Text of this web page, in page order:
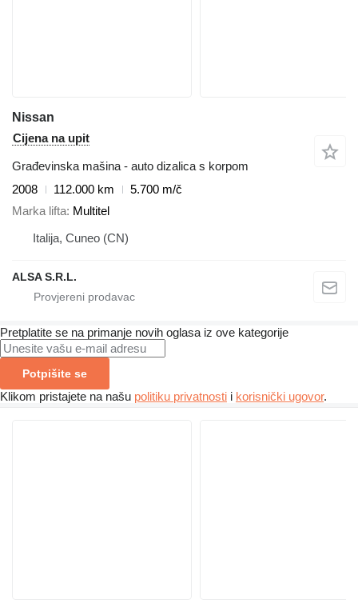
Nissan
Cijena na upit
Građevinska mašina - auto dizalica s korpom
2008
112.000 km
5.700 m/č
Marka lifta Multitel
Italija, Cuneo (CN)
ALSA S.R.L.
Pretplatite se na primanje novih oglasa iz ove kategorije
Potpišite se
Klikom pristajete na našu politiku privatnosti i korisnički ugovor.